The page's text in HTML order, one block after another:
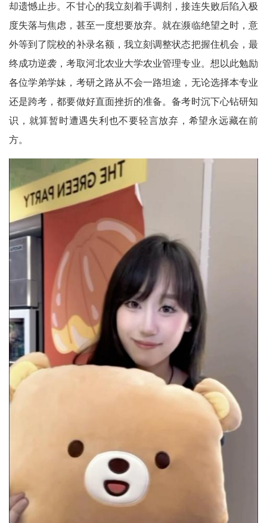
却遗憾止步。不甘心的我立刻着手调剂，接连失败后陷入极
度失落与焦虑，甚至一度想要放弃。就在濒临绝望之时，意
外等到了院校的补录名额，我立刻调整状态把握住机会，最
终成功逆袭，考取河北农业大学农业管理专业。想以此勉励
各位学弟学妹，考研之路从不会一路坦途，无论选择本专业
还是跨考，都要做好直面挫折的准备。备考时沉下心钻研知
识，就算暂时遭遇失利也不要轻言放弃，希望永远藏在前
方。